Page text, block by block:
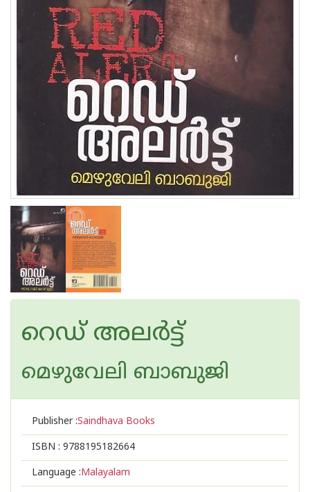
റെഡ് അലര്‍ട്ട്
മെഴുവേലി ബാബുജി
Publisher :Saindhava Books
ISBN : 9788195182664
Language :Malayalam